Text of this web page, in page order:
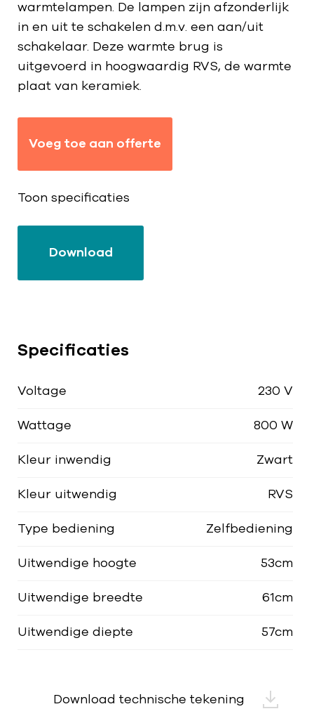
warmtelampen. De lampen zijn afzonderlijk
in en uit te schakelen d.m.v. een aan/uit
schakelaar. Deze warmte brug is
uitgevoerd in hoogwaardig RVS, de warmte
plaat van keramiek.
Voeg toe aan offerte
Toon specificaties
Download
Specificaties
Voltage 230 V
Wattage 800 W
Kleur inwendig Zwart
Kleur uitwendig RVS
Type bediening Zelfbediening
Uitwendige hoogte 53cm
Uitwendige breedte 61cm
Uitwendige diepte 57cm
Download technische tekening